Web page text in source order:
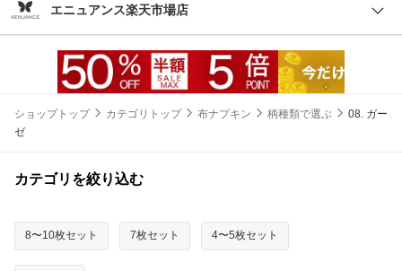
エニュアンス楽天市場店
ショップトップ カテゴリトップ 布ナプキン 柄種類で選ぶ
08. ガー
ゼ
カテゴリを絞り込む
8〜10枚セット 7枚セット 4〜5枚セット